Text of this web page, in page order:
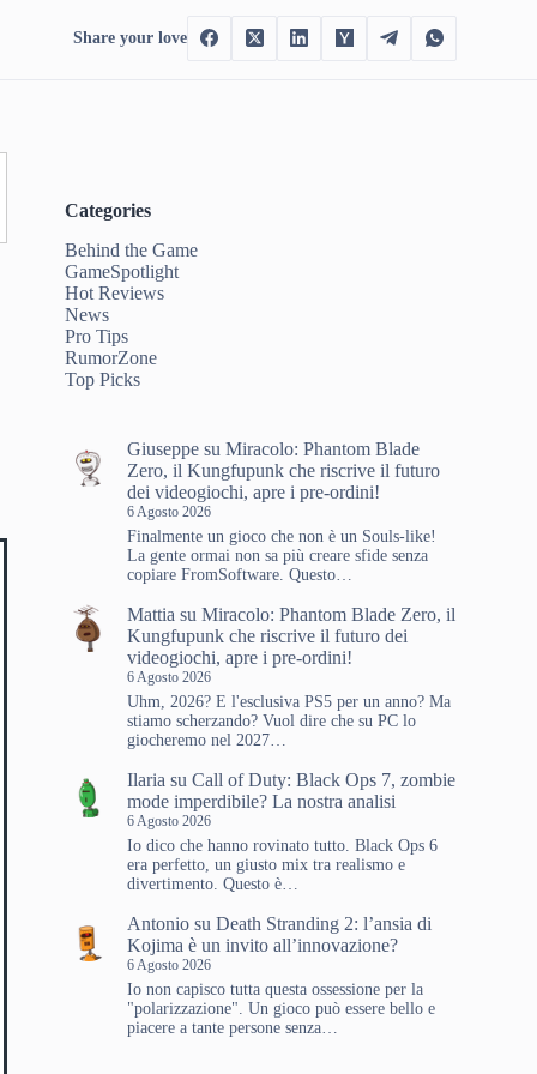
Share your love
Categories
Behind the Game
GameSpotlight
Hot Reviews
News
Pro Tips
RumorZone
Top Picks
Giuseppe suMiracolo: Phantom Blade
Zero, il Kungfupunk che riscrive il futuro
dei videogiochi, apre i pre-ordini!
6 Agosto 2026
Finalmente un gioco che non è un Souls-like!
La gente ormai non sa più creare sfide senza
copiare FromSoftware. Questo…
Mattia suMiracolo: Phantom Blade Zero, il
Kungfupunk che riscrive il futuro dei
videogiochi, apre i pre-ordini!
6 Agosto 2026
Uhm, 2026? E l'esclusiva PS5 per un anno? Ma
stiamo scherzando? Vuol dire che su PC lo
giocheremo nel 2027…
Ilaria suCall of Duty: Black Ops 7, zombie
mode imperdibile? La nostra analisi
6 Agosto 2026
Io dico che hanno rovinato tutto. Black Ops 6
era perfetto, un giusto mix tra realismo e
divertimento. Questo è…
Antonio suDeath Stranding 2: l’ansia di
Kojima è un invito all’innovazione?
6 Agosto 2026
Io non capisco tutta questa ossessione per la
"polarizzazione". Un gioco può essere bello e
piacere a tante persone senza…